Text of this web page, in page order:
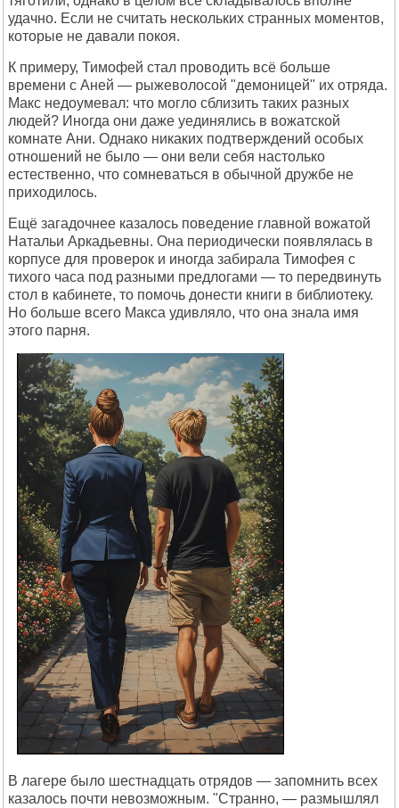
удачно. Если не считать нескольких странных моментов,
которые не давали покоя.
К примеру, Тимофей стал проводить всё больше
времени с Аней — рыжеволосой "демоницей" их отряда.
Макс недоумевал: что могло сблизить таких разных
людей? Иногда они даже уединялись в вожатской
комнате Ани. Однако никаких подтверждений особых
отношений не было — они вели себя настолько
естественно, что сомневаться в обычной дружбе не
приходилось.
Ещё загадочнее казалось поведение главной вожатой
Натальи Аркадьевны. Она периодически появлялась в
корпусе для проверок и иногда забирала Тимофея с
тихого часа под разными предлогами — то передвинуть
стол в кабинете, то помочь донести книги в библиотеку.
Но больше всего Макса удивляло, что она знала имя
этого парня.
В лагере было шестнадцать отрядов — запомнить всех
казалось почти невозможным. "Странно, — размышлял